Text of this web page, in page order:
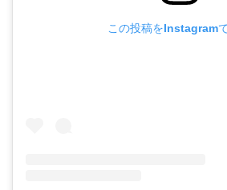
この投稿をInstagram